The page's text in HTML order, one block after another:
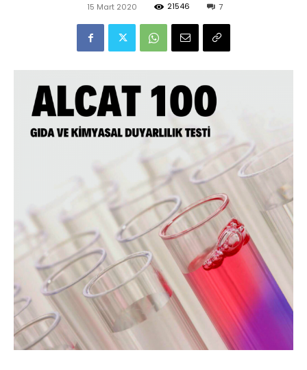
15 Mart 2020 21546 7